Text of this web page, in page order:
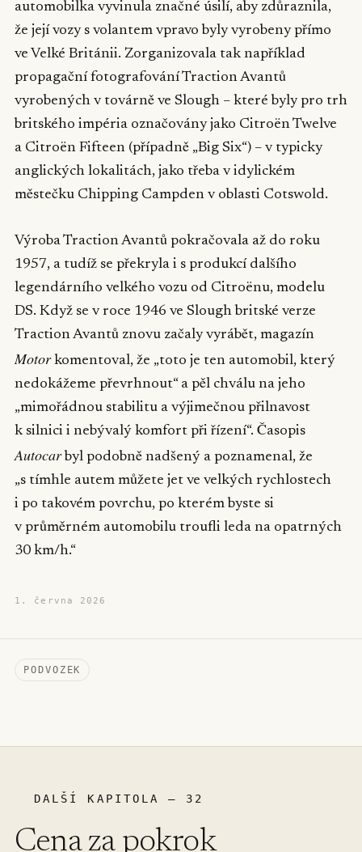
automobilka vyvinula značné úsilí, aby zdůraznila,
že její vozy s volantem vpravo byly vyrobeny přímo
ve Velké Británii. Zorganizovala tak například
propagační fotografování Traction Avantů
vyrobených v továrně ve Slough – které byly pro trh
britského impéria označovány jako Citroën Twelve
a Citroën Fifteen (případně „Big Six“) – v typicky
anglických lokalitách, jako třeba v idylickém
městečku Chipping Campden v oblasti Cotswold.
Výroba Traction Avantů pokračovala až do roku
1957, a tudíž se překryla i s produkcí dalšího
legendárního velkého vozu od Citroënu, modelu
DS. Když se v roce 1946 ve Slough britské verze
Traction Avantů znovu začaly vyrábět, magazín
Motorkomentoval, že „toto je ten automobil, který
nedokážeme převrhnout“ a pěl chválu na jeho
„mimořádnou stabilitu a výjimečnou přilnavost
k silnici i nebývalý komfort při řízení“. Časopis
Autocarbyl podobně nadšený a poznamenal, že
„s tímhle autem můžete jet ve velkých rychlostech
i po takovém povrchu, po kterém byste si
v průměrném automobilu troufli leda na opatrných
30 km/h.“
1. června 2026
PODVOZEK
DALŠÍ KAPITOLA – 32
Cena za pokrok